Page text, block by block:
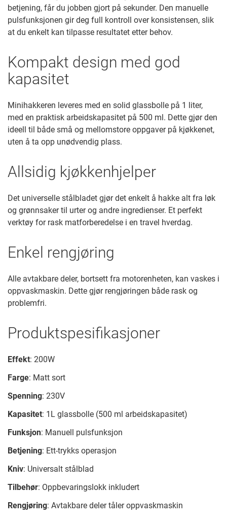
betjening, får du jobben gjort på sekunder. Den manuelle
pulsfunksjonen gir deg full kontroll over konsistensen, slik
at du enkelt kan tilpasse resultatet etter behov.
Kompakt design med god
kapasitet
Minihakkeren leveres med en solid glassbolle på 1 liter,
med en praktisk arbeidskapasitet på 500 ml. Dette gjør den
ideell til både små og mellomstore oppgaver på kjøkkenet,
uten å ta opp unødvendig plass.
Allsidig kjøkkenhjelper
Det universelle stålbladet gjør det enkelt å hakke alt fra løk
og grønnsaker til urter og andre ingredienser. Et perfekt
verktøy for rask matforberedelse i en travel hverdag.
Enkel rengjøring
Alle avtakbare deler, bortsett fra motorenheten, kan vaskes i
oppvaskmaskin. Dette gjør rengjøringen både rask og
problemfri.
Produktspesifikasjoner
Effekt: 200W
Farge: Matt sort
Spenning: 230V
Kapasitet: 1L glassbolle (500 ml arbeidskapasitet)
Funksjon: Manuell pulsfunksjon
Betjening: Ett-trykks operasjon
Kniv: Universalt stålblad
Tilbehør: Oppbevaringslokk inkludert
Rengjøring: Avtakbare deler tåler oppvaskmaskin